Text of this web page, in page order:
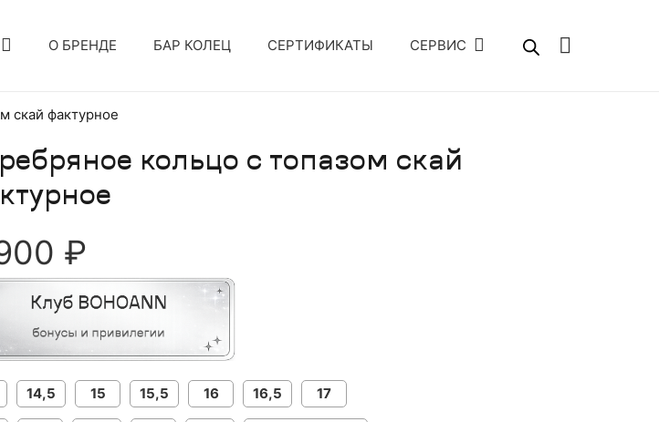
О БРЕНДЕ БАР КОЛЕЦ СЕРТИФИКАТЫ СЕРВИС
скай фактурное
кольцо с топазом скай
₽
14,5 15 15,5 16 16,5 17